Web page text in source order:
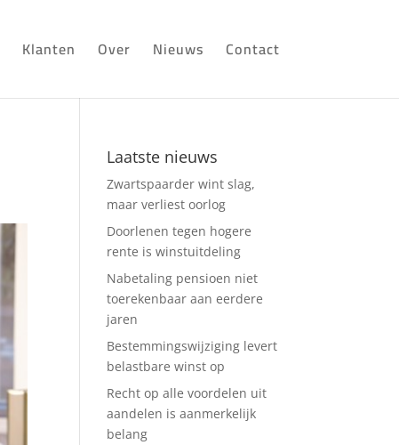
Klanten Over Nieuws Contact
Laatste nieuws
Zwartspaarder wint slag,
maar verliest oorlog
Doorlenen tegen hogere
rente is winstuitdeling
Nabetaling pensioen niet
toerekenbaar aan eerdere
jaren
Bestemmingswijziging levert
belastbare winst op
Recht op alle voordelen uit
aandelen is aanmerkelijk
belang